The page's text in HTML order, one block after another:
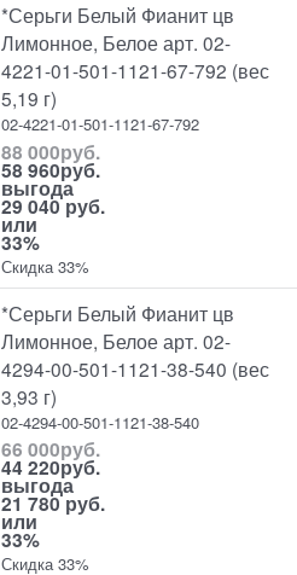
*Серьги Белый Фианит цв
Лимонное, Белое арт. 02-
4221-01-501-1121-67-792 (вес
5,19 г)
02-4221-01-501-1121-67-792
88 000руб.
58 960руб.
выгода
29 040 руб.
или
33%
Скидка 33%
*Серьги Белый Фианит цв
Лимонное, Белое арт. 02-
4294-00-501-1121-38-540 (вес
3,93 г)
02-4294-00-501-1121-38-540
66 000руб.
44 220руб.
выгода
21 780 руб.
или
33%
Скидка 33%